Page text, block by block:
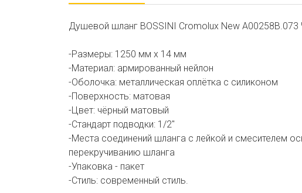
Душевой шланг BOSSINI Cromolux New
-Размеры: 1250 мм х 14 мм
-Материал: армированный нейлон
-Оболочка: металлическая оплётка с силиконом
-Поверхность: матовая
-Цвет: чёрный матовый
-Стандарт подводки: 1/2"
-Места соединений шланга с лейкой и смесителем
перекручиванию шланга
-Упаковка - пакет
-Стиль: современный стиль.